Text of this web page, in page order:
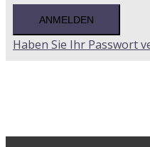
Haben Sie Ihr Passwort